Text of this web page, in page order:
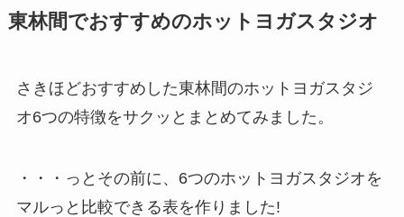
東林間でおすすめのホットヨガスタジオ
さきほどおすすめした東林間のホットヨガスタジ
オ6つの特徴をサクッとまとめてみました。
・・・っとその前に、6つのホットヨガスタジオを
マルっと比較できる表を作りました!